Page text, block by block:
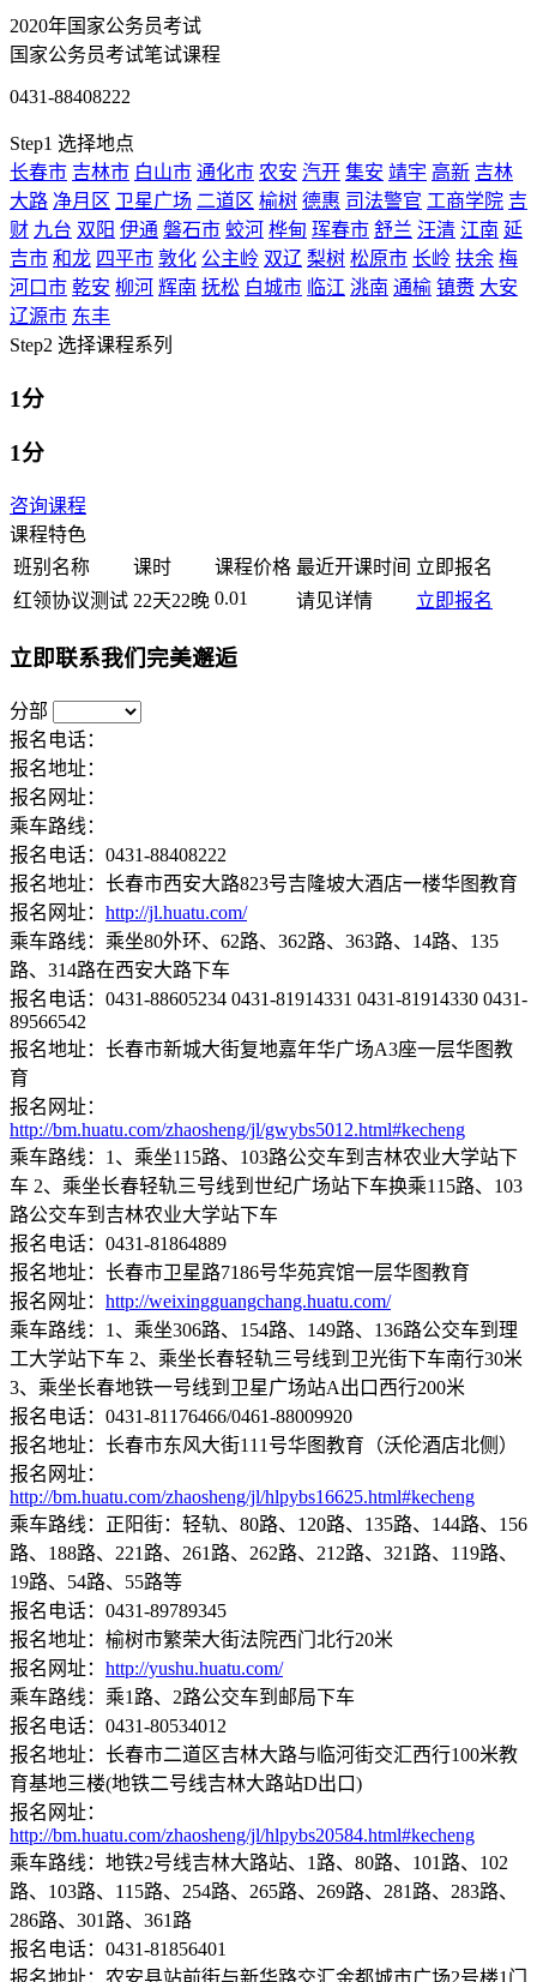
2020年国家公务员考试
国家公务员考试笔试课程
0431-88408222
Step1 选择地点
长春市 吉林市 白山市 通化市 农安 汽开 集安 靖宇 高新 吉林
大路 净月区 卫星广场 二道区 榆树 德惠 司法警官 工商学院 吉
财 九台 双阳 伊通 磐石市 蛟河 桦甸 珲春市 舒兰 汪清 江南 延
吉市 和龙 四平市 敦化 公主岭 双辽 梨树 松原市 长岭 扶余 梅
河口市 乾安 柳河 辉南 抚松 白城市 临江 洮南 通榆 镇赉 大安
辽源市 东丰
Step2 选择课程系列
1分
1分
咨询课程
课程特色
班别名称
课时 课程价格 最近开课时间 立即报名
红领协议测试 22天22晚 0.01 请见详情 立即报名
立即联系我们完美邂逅
分部
报名电话：
报名地址：
报名网址：
乘车路线：
报名电话：0431-88408222
报名地址：长春市西安大路823号吉隆坡大酒店一楼华图教育
报名网址： http://jl.huatu.com/
乘车路线：乘坐80外环、62路、362路、363路、14路、135
路、314路在西安大路下车
报名电话：0431-88605234 0431-81914331 0431-81914330 0431-
89566542
报名地址：长春市新城大街复地嘉年华广场A3座一层华图教
育
报名网址：
http://bm.huatu.com/zhaosheng/jl/gwybs5012.html#kecheng
乘车路线：1、乘坐115路、103路公交车到吉林农业大学站下
车 2、乘坐长春轻轨三号线到世纪广场站下车换乘115路、103
路公交车到吉林农业大学站下车
报名电话：0431-81864889
报名地址：长春市卫星路7186号华苑宾馆一层华图教育
报名网址： http://weixingguangchang.huatu.com/
乘车路线：1、乘坐306路、154路、149路、136路公交车到理
工大学站下车 2、乘坐长春轻轨三号线到卫光街下车南行30米
3、乘坐长春地铁一号线到卫星广场站A出口西行200米
报名电话：0431-81176466/0461-88009920
报名地址：长春市东风大街111号华图教育（沃伦酒店北侧）
报名网址：
http://bm.huatu.com/zhaosheng/jl/hlpybs16625.html#kecheng
乘车路线：正阳街：轻轨、80路、120路、135路、144路、156
路、188路、221路、261路、262路、212路、321路、119路、
19路、54路、55路等
报名电话：0431-89789345
报名地址：榆树市繁荣大街法院西门北行20米
报名网址： http://yushu.huatu.com/
乘车路线：乘1路、2路公交车到邮局下车
报名电话：0431-80534012
报名地址：长春市二道区吉林大路与临河街交汇西行100米教
育基地三楼(地铁二号线吉林大路站D出口)
报名网址：
http://bm.huatu.com/zhaosheng/jl/hlpybs20584.html#kecheng
乘车路线：地铁2号线吉林大路站、1路、80路、101路、102
路、103路、115路、254路、265路、269路、281路、283路、
286路、301路、361路
报名电话：0431-81856401
报名地址：农安县站前街与新华路交汇金都城市广场2号楼1门